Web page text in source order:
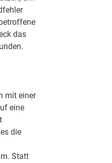
das
mit einer
eine
die
Statt